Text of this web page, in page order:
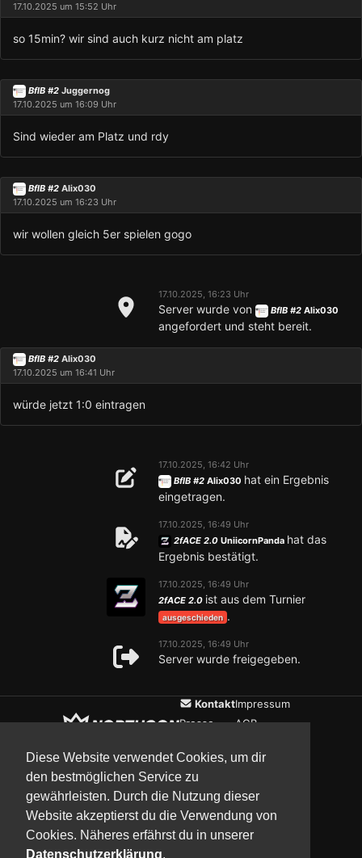
Diese Website verwendet Cookies, um dir
den bestmöglichen Service zu
gewährleisten. Durch die Nutzung dieser
Website akzeptierst du die Verwendung von
Cookies. Näheres erfährst du in unserer
Datenschutzerklärung.
17.10.2025 um 15:52 Uhr
so 15min? wir sind auch kurz nicht am platz
BflB #2 Juggernog
17.10.2025 um 16:09 Uhr
Sind wieder am Platz und rdy
BflB #2 Alix030
17.10.2025 um 16:23 Uhr
wir wollen gleich 5er spielen gogo
17.10.2025, 16:23 Uhr
Server wurde von BflB #2 Alix030
angefordert und steht bereit.
BflB #2 Alix030
17.10.2025 um 16:41 Uhr
würde jetzt 1:0 eintragen
17.10.2025, 16:42 Uhr
BflB #2 Alix030 hat ein Ergebnis
eingetragen.
17.10.2025, 16:49 Uhr
2fACE 2.0 UniicornPanda hat das
Ergebnis bestätigt.
17.10.2025, 16:49 Uhr
2fACE 2.0 ist aus dem Turnier
ausgeschieden .
17.10.2025, 16:49 Uhr
Server wurde freigegeben.
Kontakt
Presse
Impressum
AGB
UpdatesCommunityMedia